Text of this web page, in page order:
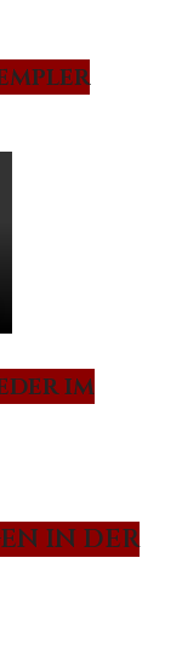
im
IN DER